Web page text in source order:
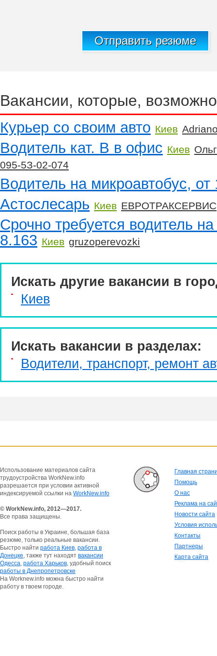
Отправить резюме
Вакансии, которые,
Курьер со своим авто Киев
Водитель кат. В в офис Киев
095-5З-02-074
Водитель на микроавтобус, от
Астослесарь Киев ЕВРОТРАКСЕРВИС
Срочно требуется водитель
8.163 Киев gruzoperevozki
Искать другие вакансии в
Киев
Искать вакансии в разделах:
Водители, транспорт, ремонт
Использование материалов сайта
трудоустройства WorkNew.info
разрешается при условии активной
индексируемой ссылки на WorkNew.info
© WorkNew.info, 2012—2017.
Все права защищены.
Поиск работы в Украине, большая база
резюме, только реальные вакансии.
Быстро найти работа Киев, работа в
Донецке, также тут находят вакансии
Одесса, работа Харьков, удобный поиск
работы в Днепропетровске
На Worknew.info можна быстро найти
работу в твоем городе.
Главная
Помощь
О нас
Реклама на
Новости сайта
Условия
Контакты
Партнеры
Карта сайта